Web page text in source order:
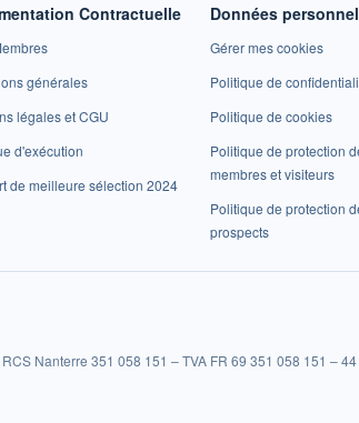
Contractuelle
générales
légales et CGU
d'exécution
de meilleure sélection 2024
Données
Gérer mes cookies
Politique de
Politique de cookies
Politique de protection
membres et visiteurs
Politique de protection
prospects
Nanterre 351 058 151 – TVA FR 69 351 058 151 –